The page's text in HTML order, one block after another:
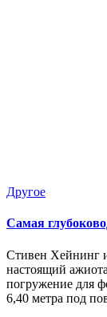
Опубликовано
Другое
Самая
Стивен Хейнинг
настоящий
погружение для
6,40 метра под